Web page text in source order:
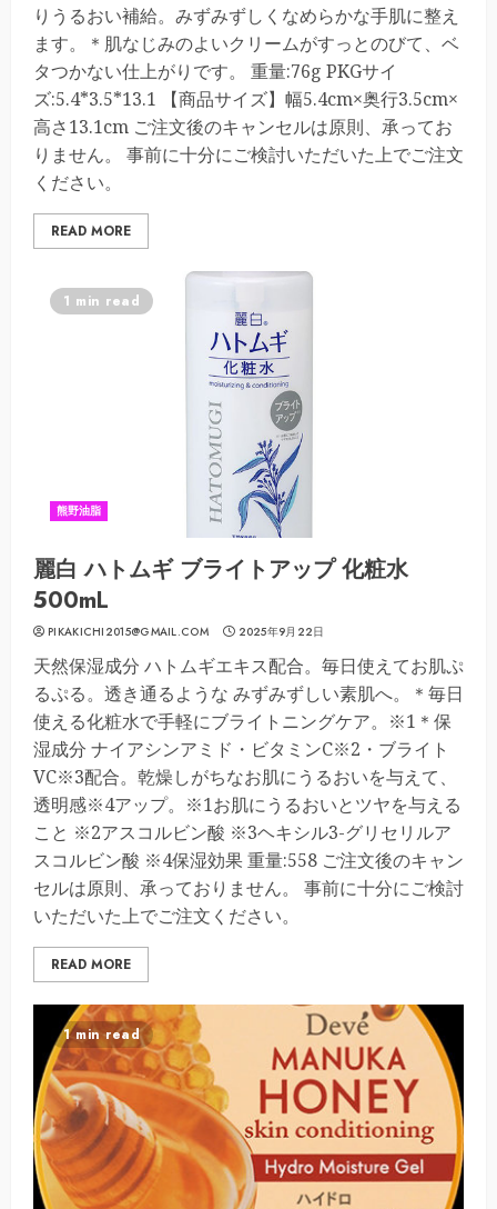
りうるおい補給。みずみずしくなめらかな手肌に整え
ます。＊肌なじみのよいクリームがすっとのびて、ベ
タつかない仕上がりです。 重量:76g PKGサイ
ズ:5.4*3.5*13.1 【商品サイズ】幅5.4cm×奥行3.5cm×
高さ13.1cm ご注文後のキャンセルは原則、承ってお
りません。 事前に十分にご検討いただいた上でご注文
ください。
READ MORE
1 min read
熊野油脂
麗白 ハトムギ ブライトアップ 化粧水
500mL
PIKAKICHI2015@GMAIL.COM 2025年9月22日
天然保湿成分 ハトムギエキス配合。毎日使えてお肌ぷ
るぷる。透き通るような みずみずしい素肌へ。＊毎日
使える化粧水で手軽にブライトニングケア。※1＊保
湿成分 ナイアシンアミド・ビタミンC※2・ブライト
VC※3配合。乾燥しがちなお肌にうるおいを与えて、
透明感※4アップ。※1お肌にうるおいとツヤを与える
こと ※2アスコルビン酸 ※3ヘキシル3-グリセリルア
スコルビン酸 ※4保湿効果 重量:558 ご注文後のキャン
セルは原則、承っておりません。 事前に十分にご検討
いただいた上でご注文ください。
READ MORE
1 min read